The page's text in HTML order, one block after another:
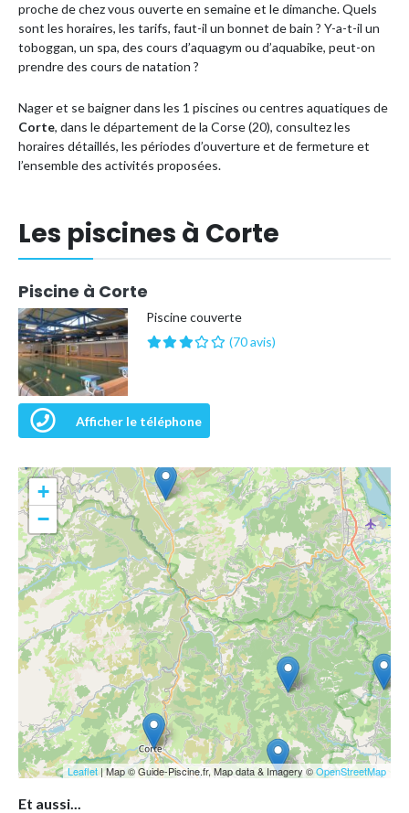
proche de chez vous ouverte en semaine et le dimanche. Quels
sont les horaires, les tarifs, faut-il un bonnet de bain ? Y-a-t-il un
toboggan, un spa, des cours d’aquagym ou d’aquabike, peut-on
prendre des cours de natation ?
Nager et se baigner dans les 1 piscines ou centres aquatiques de
Corte, dans le département de la Corse (20), consultez les
horaires détaillés, les périodes d’ouverture et de fermeture et
l’ensemble des activités proposées.
Les piscines à Corte
Piscine à Corte
Piscine couverte
(70 avis)
Afficher le téléphone
+
−
Leaflet | Map © Guide-Piscine.fr, Map data & Imagery ©OpenStreetMap
Et aussi...